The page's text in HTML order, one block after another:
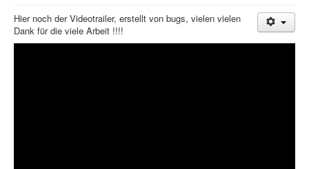
Forum
Hier noch der Videotrailer, erstellt von bugs, vielen vielen
Dank für die viele Arbeit !!!!